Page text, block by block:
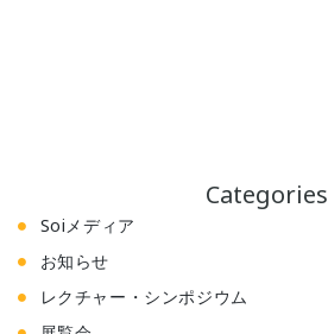
Categories
Soiメディア
お知らせ
レクチャー・シンポジウム